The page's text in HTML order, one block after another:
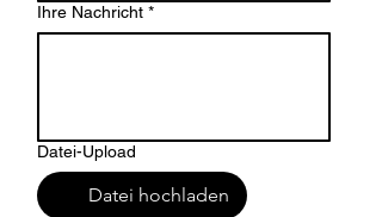
Ihre Nachricht *
Datei-Upload
Datei hochladen